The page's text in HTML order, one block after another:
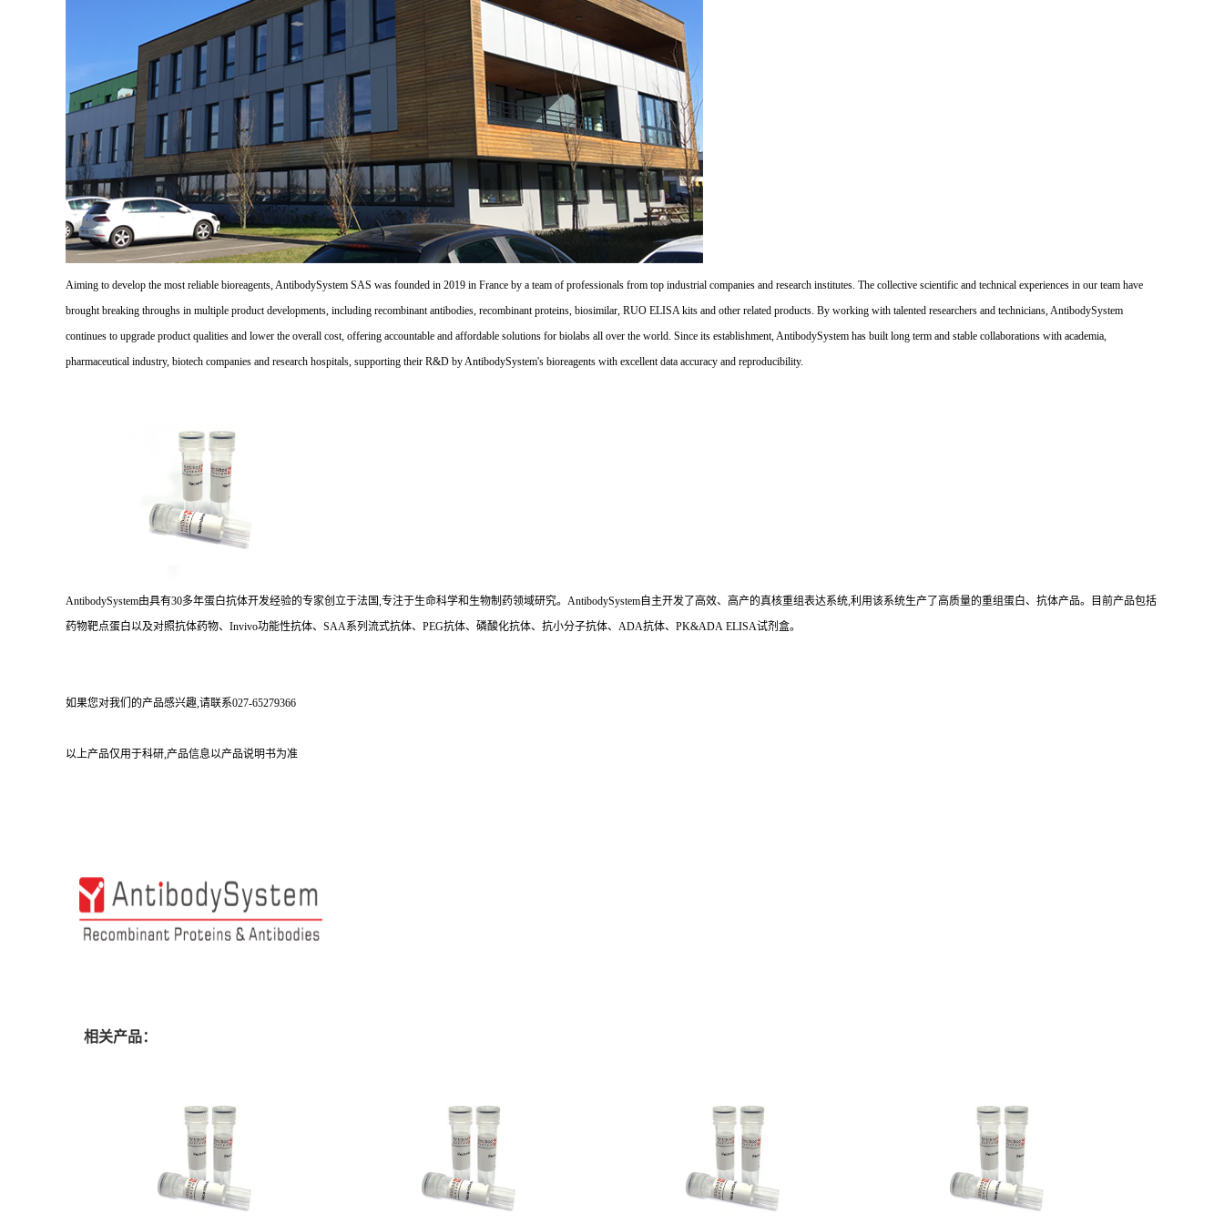
Aiming to develop the most reliable bioreagents, AntibodySystem SAS was founded in 2019 in France by a team of professionals from top industrial companies and research institutes. The collective scientific and technical experiences in our team have
brought breaking throughs in multiple product developments, including recombinant antibodies, recombinant proteins, biosimilar, RUO ELISA kits and other related products. By working with talented researchers and technicians, AntibodySystem
continues to upgrade product qualities and lower the overall cost, offering accountable and affordable solutions for biolabs all over the world. Since its establishment, AntibodySystem has built long term and stable collaborations with academia,
pharmaceutical industry, biotech companies and research hospitals, supporting their R&D by AntibodySystem's bioreagents with excellent data accuracy and reproducibility.
AntibodySystem由具有30多年蛋白抗体开发经验的专家创立于法国,专注于生命科学和生物制药领域研究。AntibodySystem自主开发了高效、高产的真核重组表达系统,利用该系统生产了高质量的重组蛋白、抗体产品。目前产品包括
药物靶点蛋白以及对照抗体药物、Invivo功能性抗体、SAA系列流式抗体、PEG抗体、磷酸化抗体、抗小分子抗体、ADA抗体、PK&ADA ELISA试剂盒。
如果您对我们的产品感兴趣,请联系027-65279366
以上产品仅用于科研,产品信息以产品说明书为准
相关产品：